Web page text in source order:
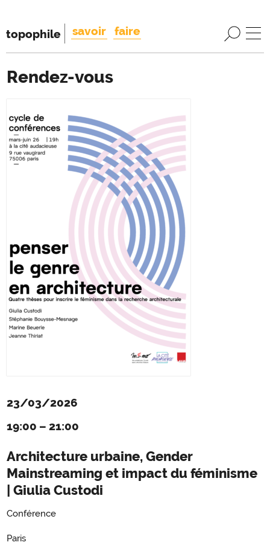
topophile savoir faire
Rendez-vous
23/03/2026
19:00 – 21:00
Architecture urbaine, Gender
Mainstreaming et impact du féminisme
| Giulia Custodi
Conférence
Paris